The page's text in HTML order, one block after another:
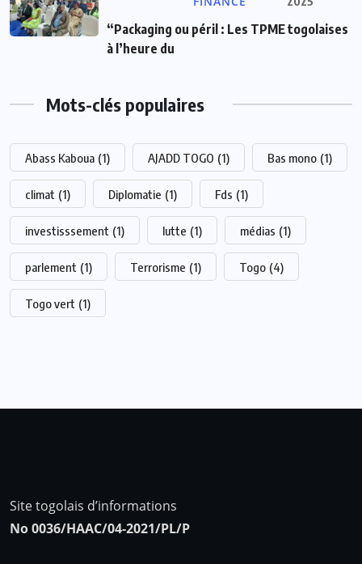
“Packaging ou péril : Les TPME togolaises
à l’heure du
Mots-clés populaires
Abass Kaboua (1) AJADD TOGO (1) Bas mono (1)
climat (1) Diplomatie (1) Fds (1)
investisssement (1) lutte (1) médias (1)
parlement (1) Terrorisme (1) Togo (4)
Togo vert (1)
Site togolais d’informations
No 0036/HAAC/04-2021/PL/P